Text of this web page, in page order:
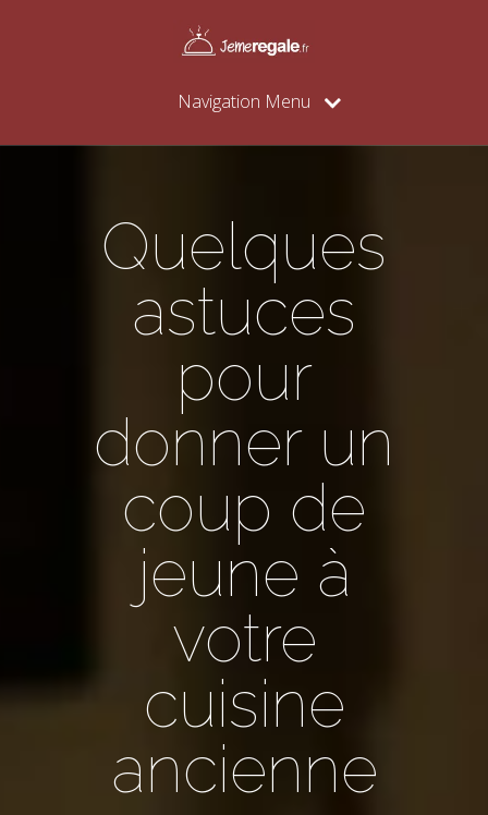
Navigation Menu
Quelques
astuces
pour
donner un
coup de
jeune à
votre
cuisine
ancienne